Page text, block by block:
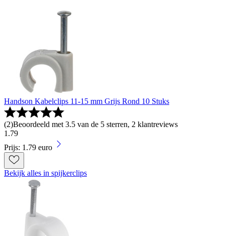
Handson Kabelclips 11-15 mm Grijs Rond 10 Stuks
(2)Beoordeeld met 3.5 van de 5 sterren, 2 klantreviews
1 .79
Prijs: 1.79 euro
Bekijk alles in spijkerclips